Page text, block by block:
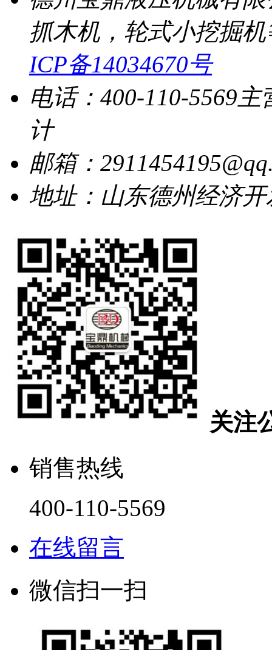
抓木机，轮式小挖掘
ICP备14034670号
电话：400-110-5569 主
计
邮箱：
地址：山东德州经济
关注
销售热线
400-110-5569
在线留言
微信扫一扫